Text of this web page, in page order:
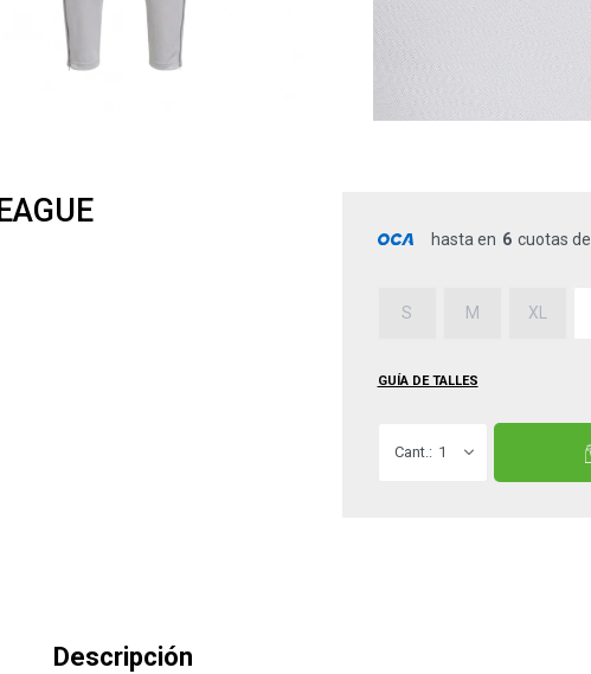
hasta en 6 cuotas de
S M XL
GUÍA DE TALLES
1
Descripción